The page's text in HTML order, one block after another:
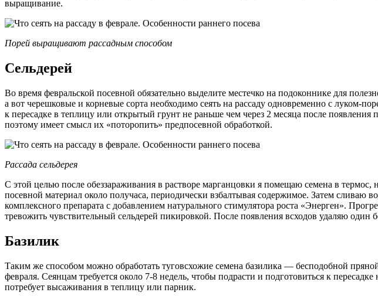
выращивание.
Порей выращивают рассадным способом
Сельдерей
Во время февральской посевной обязательно выделите местечко на подоконнике для
а вот черешковые и корневые сорта необходимо сеять на рассаду одновременно с луком-
к пересадке в теплицу или открытый грунт не раньше чем через 2 месяца после
поэтому имеет смысл их «поторопить» предпосевной обработкой.
Рассада сельдерея
С этой целью после обеззараживания в растворе марганцовки я помещаю семена в
посевной материал около получаса, периодически взбалтывая содержимое. Затем сливаю
комплексного препарата с добавлением натурального стимулятора роста «Энерген».
тревожить чувствительный сельдерей пикировкой. После появления всходов удаляю один
Базилик
Таким же способом можно обработать туговсхожие семена базилика — бесподобной
февраля. Сеянцам требуется около 7-8 недель, чтобы подрасти и подготовиться к
потребует высаживания в теплицу или парник.